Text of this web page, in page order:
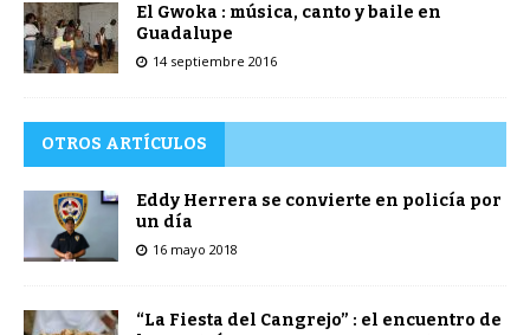
El Gwoka : música, canto y baile en
Guadalupe
14 septiembre 2016
OTROS ARTÍCULOS
Eddy Herrera se convierte en policía por
un día
16 mayo 2018
“La Fiesta del Cangrejo” : el encuentro de